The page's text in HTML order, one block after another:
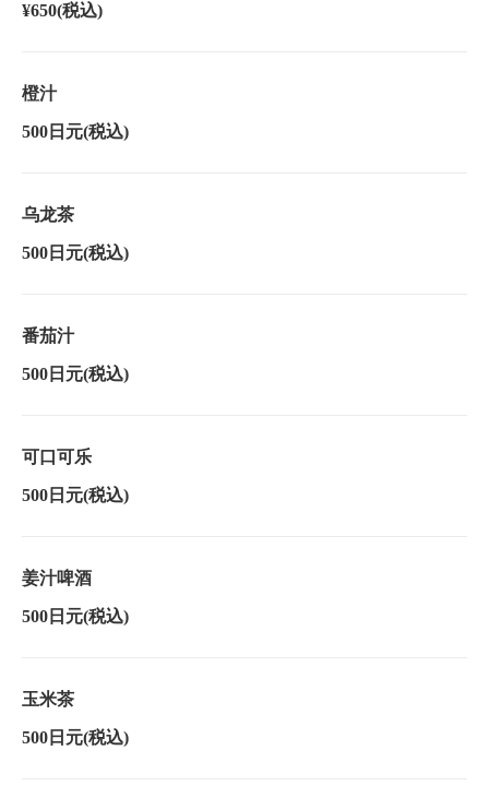
¥650(税込)
橙汁
500日元(税込)
乌龙茶
500日元(税込)
番茄汁
500日元(税込)
可口可乐
500日元(税込)
姜汁啤酒
500日元(税込)
玉米茶
500日元(税込)